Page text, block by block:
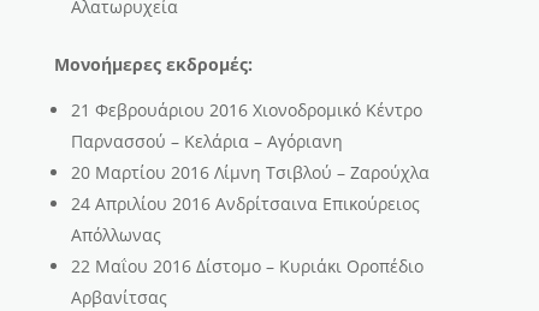
Αλατωρυχεία
Μονοήμερες εκδρομές:
21 Φεβρουάριου 2016 Χιονοδρομικό Κέντρο
Παρνασσού – Κελάρια – Αγόριανη
20 Μαρτίου 2016 Λίμνη Τσιβλού – Ζαρούχλα
24 Απριλίου 2016 Ανδρίτσαινα Επικούρειος
Απόλλωνας
22 Μαΐου 2016 Δίστομο – Κυριάκι Οροπέδιο
Αρβανίτσας